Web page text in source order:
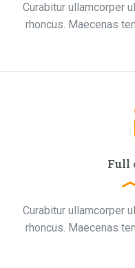
Curabitur ullamcorper
rhoncus. Maecenas
Full
Curabitur ullamcorper
rhoncus. Maecenas